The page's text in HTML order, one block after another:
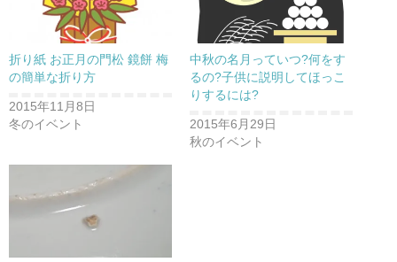
折り紙 お正月の門松 鏡餅 梅
の簡単な折り方
2015年11月8日
冬のイベント
中秋の名月っていつ?何をす
るの?子供に説明してほっこ
りするには?
2015年6月29日
秋のイベント